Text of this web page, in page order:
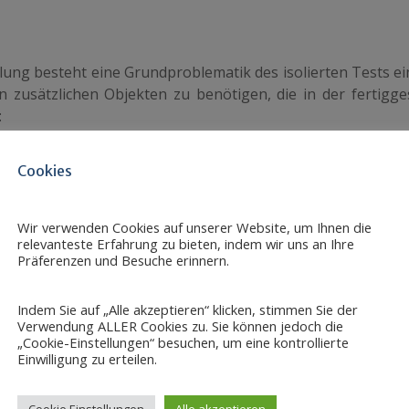
besteht eine Grundproblematik des isolierten Tests
zusätzlichen Objekten zu benötigen, die in der
integrierte Testumgebungen heute die Möglichkeit,
funktionaler Tests unterstützt werden.
arbeitenden Modulen zusätzliche Stellvertreter für
aus dem zu testenden Modul aufgerufene externe
der zu testenden Funktionen ermöglichen.
der noch nicht vorhandenen Module korrekt
Die Stellvertreter-Module realisieren dann auf
Hier unterscheidet man‚ Dummies ‘, die nur das
‘, die die gewünschte Funktionalität fest
sogenannten‚Mocks‘, die abhängig von den
Cookies
Wir verwenden Cookies auf unserer Website, um Ihnen die
relevanteste Erfahrung zu bieten, indem wir uns an Ihre
Präferenzen und Besuche erinnern.
Indem Sie auf „Alle akzeptieren“ klicken, stimmen Sie der
Verwendung ALLER Cookies zu. Sie können jedoch die
„Cookie-Einstellungen“ besuchen, um eine kontrollierte
Einwilligung zu erteilen.